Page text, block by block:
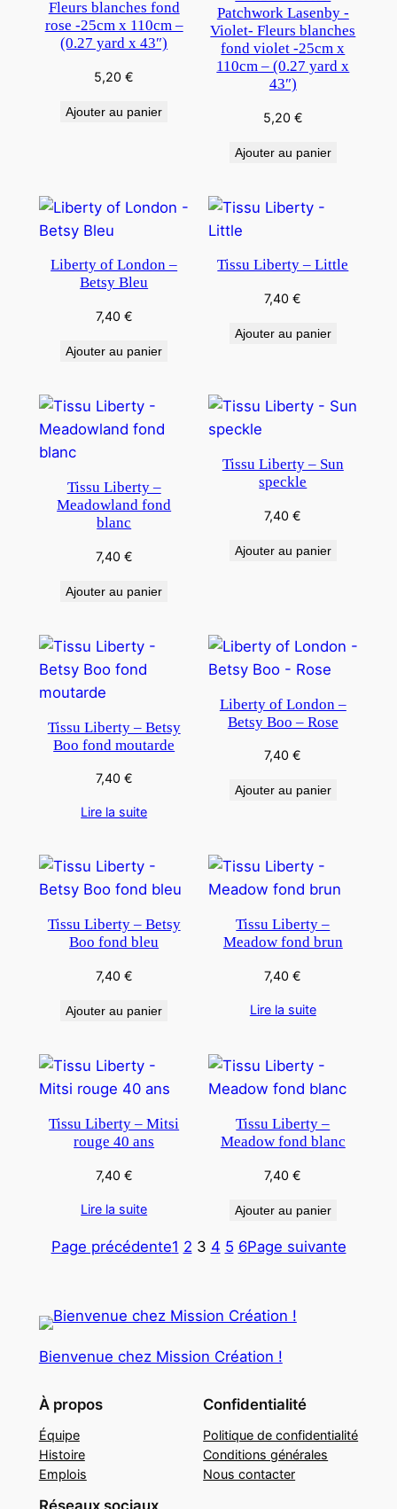
Fleurs blanches fond
rose -25cm x 110cm –
(0.27 yard x 43″)
5,20€
Ajouter au panier
Patchwork Lasenby -
Violet- Fleurs blanches
fond violet -25cm x
110cm – (0.27 yard x
43″)
5,20 €
Ajouter au panier
Liberty of London –
Betsy Bleu
7,40 €
Ajouter au panier
Tissu Liberty – Little
7,40€
Ajouter au panier
Tissu Liberty –
Meadowland fond
blanc
7,40 €
Ajouter au panier
Tissu Liberty – Sun
speckle
7,40€
Ajouter au panier
Tissu Liberty – Betsy
Boo fond moutarde
7,40 €
Lire la suite
Liberty of London –
Betsy Boo – Rose
7,40€
Ajouter au panier
Tissu Liberty – Betsy
Boo fond bleu
7,40 €
Ajouter au panier
Tissu Liberty –
Meadow fond brun
7,40€
Lire la suite
Tissu Liberty – Mitsi
rouge 40 ans
7,40 €
Lire la suite
Tissu Liberty –
Meadow fond blanc
7,40€
Ajouter au panier
Page précédente1 2 3 4 5 6Page suivante
Bienvenue chez Mission Création !
À propos
Équipe
Histoire
Emplois
Confidentialité
Politique de confidentialité
Conditions générales
Nous contacter
Réseaux sociaux